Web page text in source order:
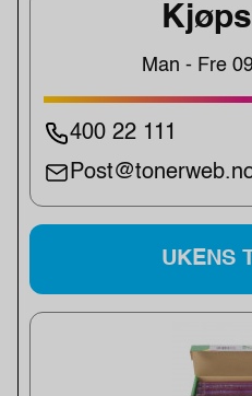
Man - Fre
400 22 111
UKENS